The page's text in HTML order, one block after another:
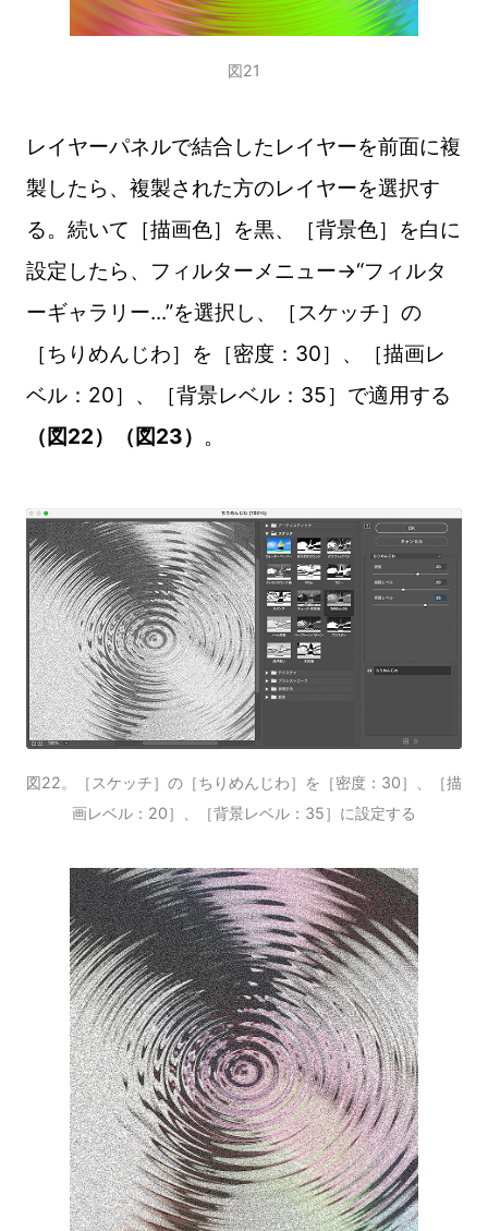
図21
レイヤーパネルで結合したレイヤーを前面に複
製したら、複製された方のレイヤーを選択す
る。続いて［描画色］を黒、［背景色］を白に
設定したら、フィルターメニュー→“フィルタ
ーギャラリー...”を選択し、［スケッチ］の
［ちりめんじわ］を［密度：30］、［描画レ
ベル：20］、［背景レベル：35］で適用する
（図22）（図23） 。
図22。［スケッチ］の［ちりめんじわ］を［密度：30］、［描
画レベル：20］、［背景レベル：35］に設定する